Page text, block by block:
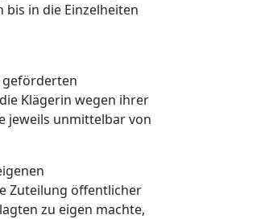
in die Einzelheiten
geförderten
Klägerin wegen ihrer
jeweils unmittelbar von
Zuteilung öffentlicher
zu eigen machte,